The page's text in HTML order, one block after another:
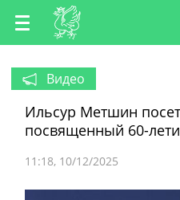
RU
EN
Видео
Ильсур Метшин
посвященный 60-
11:18 10/12/2025